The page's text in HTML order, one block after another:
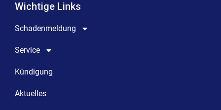
Wichtige Links
Schadenmeldung
Service
Kündigung
Aktuelles